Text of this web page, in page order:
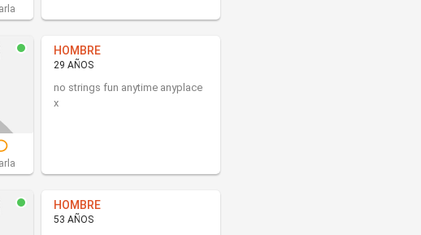
HOMBRE
29 AÑOS
no strings fun anytime anyplace
x
HOMBRE
53 AÑOS